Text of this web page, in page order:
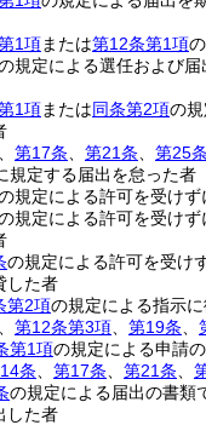
1項または第12条第1項
規定による選任および
1項または同条第2項の
第17条 第21条 第25条
規定する届出を怠った者
規定による許可を受け
規定による許可を受け
の規定による許可を受け
した者
第2項の規定による指示
第12条第3項 第19条
第1項の規定による申請
条 第17条 第21条
の規定による届出の書類
した者